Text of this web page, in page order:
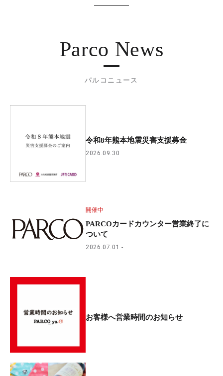
Parco News
パルコニュース
令和8年熊本地震災害支援募金
2026.09.30
開催中
PARCOカードカウンター営業終了に
ついて
2026.07.01
お客様へ営業時間のお知らせ